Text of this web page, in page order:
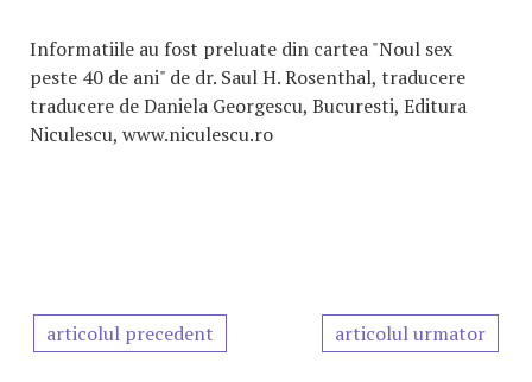
Informatiile au fost preluate din cartea "Noul sex
peste 40 de ani" de dr. Saul H. Rosenthal, traducere
traducere de Daniela Georgescu, Bucuresti, Editura
Niculescu, www.niculescu.ro
articolul precedent articolul urmator